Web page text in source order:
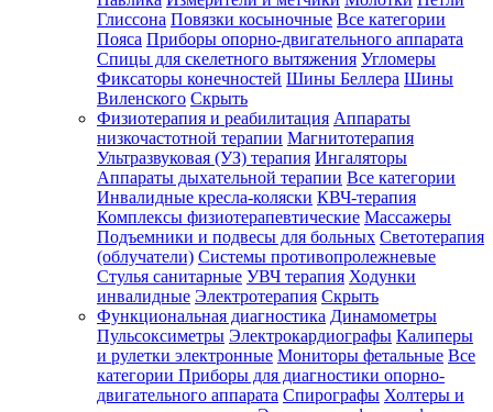
Глиссона Повязки косыночные Все категории
Пояса Приборы опорно-двигательного аппарата
Спицы для скелетного вытяжения Угломеры
Фиксаторы конечностей Шины Беллера Шины
Виленского Скрыть
Физиотерапия и реабилитация Аппараты
низкочастотной терапии Магнитотерапия
Ультразвуковая (УЗ) терапия Ингаляторы
Аппараты дыхательной терапии Все категории
Инвалидные кресла-коляски КВЧ-терапия
Комплексы физиотерапевтические Массажеры
Подъемники и подвесы для больных Светотерапия
(облучатели) Системы противопролежневые
Стулья санитарные УВЧ терапия Ходунки
инвалидные Электротерапия Скрыть
Функциональная диагностика Динамометры
Пульсоксиметры Электрокардиографы Калиперы
и рулетки электронные Мониторы фетальные Все
категории Приборы для диагностики опорно-
двигательного аппарата Спирографы Холтеры и